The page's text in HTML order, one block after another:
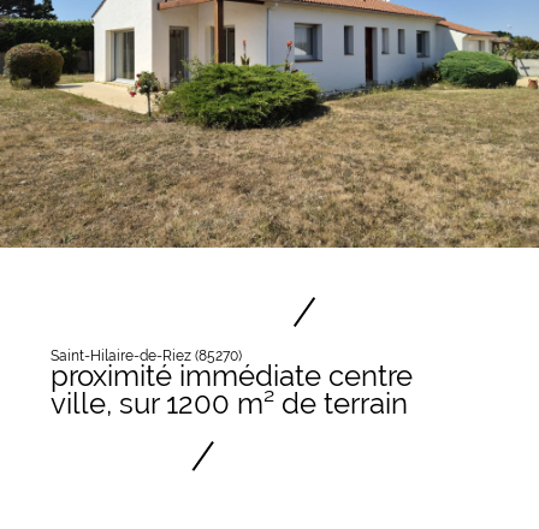
Saint-Hilaire-de-Riez (85270)
proximité immédiate centre
ville, sur 1200 m² de terrain